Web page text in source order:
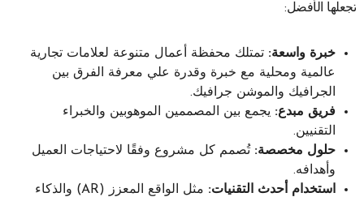
تجعلها الأفضل:
خبرة واسعة: تمتلك محفظة أعمال متنوعة لعلامات تجارية
عالمية ومحلية مع خبرة وقدرة علي معرفة الفرق بين
الجرافيك والموشن جرافيك.
فريق مبدع: يجمع بين المصممين الموهوبين والخبراء
التقنيين.
حلول مخصصة: تُصمم كل مشروع وفقًا لاحتياجات العميل
وأهدافه.
استخدام أحدث التقنيات:
مثل الواقع المعزز (AR) والذكاء